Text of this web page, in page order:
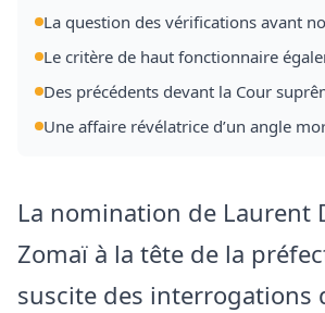
La question des vérifications avant
Le critère de haut fonctionnaire
Des précédents devant la Cour
Une affaire révélatrice d’un angle
La nomination de Laurent
Zomaï à la tête de la
suscite des interrogations